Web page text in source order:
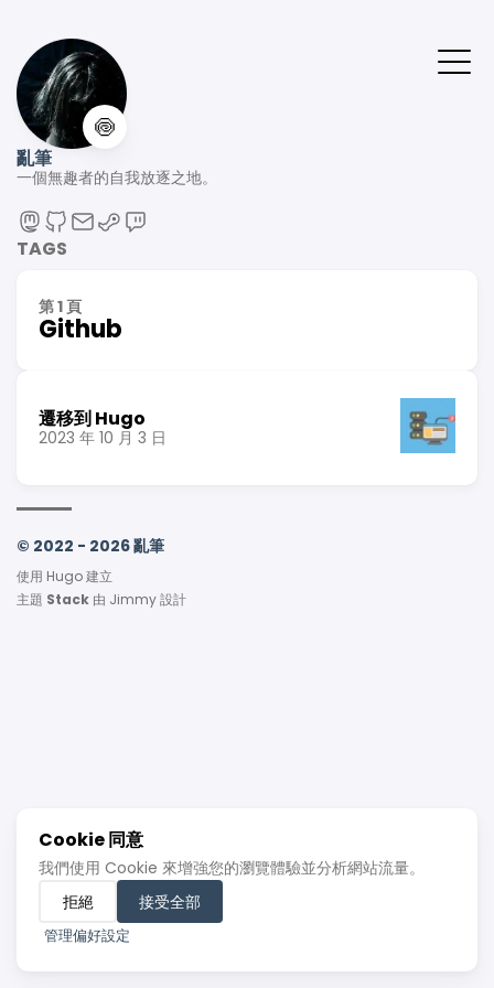
🍥
亂筆
一個無趣者的自我放逐之地。
TAGS
第 1 頁
Github
遷移到 Hugo
2023 年 10 月 3 日
© 2022 - 2026 亂筆
使用 Hugo建立
主題 Stack 由 Jimmy設計
Cookie 同意
我們使用 Cookie 來增強您的瀏覽體驗並分析網站流量。
拒絕
接受全部
管理偏好設定